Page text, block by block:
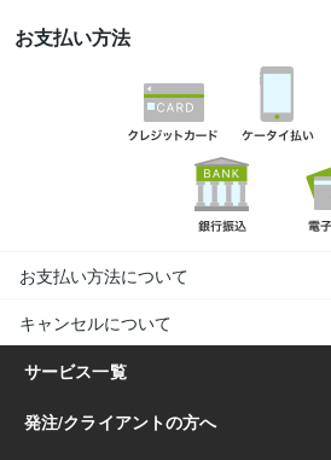
お支払い方法
お支払い方法について
キャンセルについて